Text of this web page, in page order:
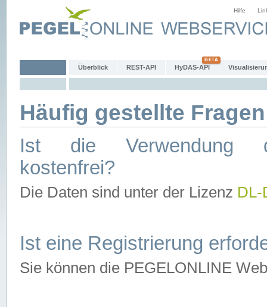
Hilfe
Überblick REST-API HyDAS-API
Häufig gestellte
Ist die Verwendung
kostenfrei?
Die Daten sind unter der Lizenz
Ist eine Registrierung
Sie können die PEGELONLINE